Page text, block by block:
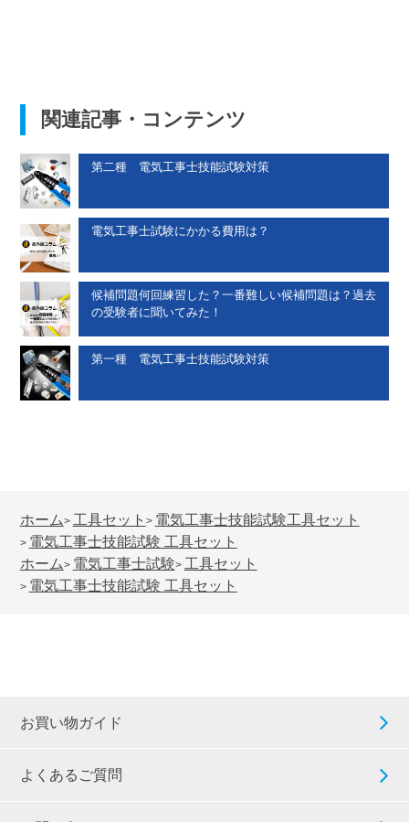
関連記事・コンテンツ
第二種 電気工事士技能試験対策
電気工事士試験にかかる費用は？
候補問題何回練習した？一番難しい候補問題は？過去
の受験者に聞いてみた！
第一種 電気工事士技能試験対策
ホーム> 工具セット > 電気工事士技能試験工具セット
> 電気工事士技能試験 工具セット
ホーム> 電気工事士試験> 工具セット
> 電気工事士技能試験 工具セット
お買い物ガイド
よくあるご質問